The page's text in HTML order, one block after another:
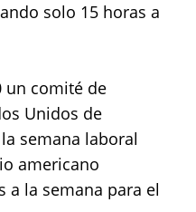
solo 15 horas a
un comité de
Unidos de
semana laboral
americano
a la semana para el